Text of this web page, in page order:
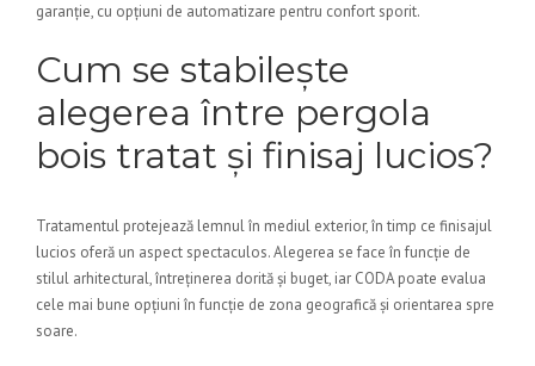
garanție, cu opțiuni de automatizare pentru confort sporit.
Cum se stabilește
alegerea între pergola
bois tratat și finisaj lucios?
Tratamentul protejează lemnul în mediul exterior, în timp ce finisajul
lucios oferă un aspect spectaculos. Alegerea se face în funcție de
stilul arhitectural, întreținerea dorită și buget, iar CODA poate evalua
cele mai bune opțiuni în funcție de zona geografică și orientarea spre
soare.